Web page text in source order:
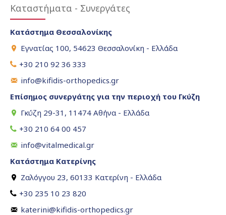
Καταστήματα - Συνεργάτες
Κατάστημα Θεσσαλονίκης
Εγνατίας 100, 54623 Θεσσαλονίκη - Ελλάδα
+30 210 92 36 333
info@kifidis-orthopedics.gr
Επίσημος συνεργάτης για την περιοχή του Γκύζη
Γκύζη 29-31, 11474 Αθήνα - Ελλάδα
+30 210 64 00 457
info@vitalmedical.gr
Κατάστημα Κατερίνης
Ζαλόγγου 23, 60133 Κατερίνη - Ελλάδα
+30 235 10 23 820
katerini@kifidis-orthopedics.gr